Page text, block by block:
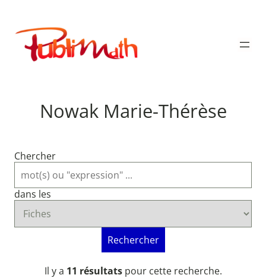
contenu
Publimath
Nowak Marie-Thérèse
Chercher
dans les
Rechercher
Il y a 11 résultatspour cette recherche.